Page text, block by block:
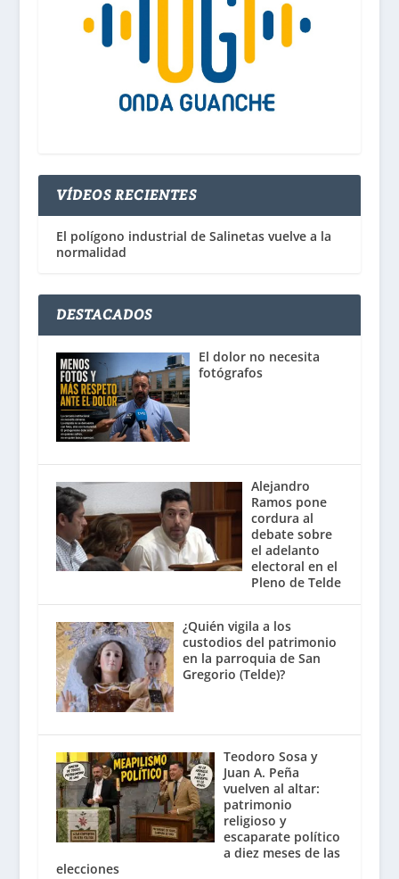
VÍDEOS RECIENTES
El polígono industrial de Salinetas vuelve a la
normalidad
DESTACADOS
El dolor no necesita
fotógrafos
Alejandro
Ramos pone
cordura al
debate sobre
el adelanto
electoral en el
Pleno de Telde
¿Quién vigila a los
custodios del patrimonio
en la parroquia de San
Gregorio (Telde)?
Teodoro Sosa y
Juan A. Peña
vuelven al altar:
patrimonio
religioso y
escaparate político
a diez meses de las
elecciones